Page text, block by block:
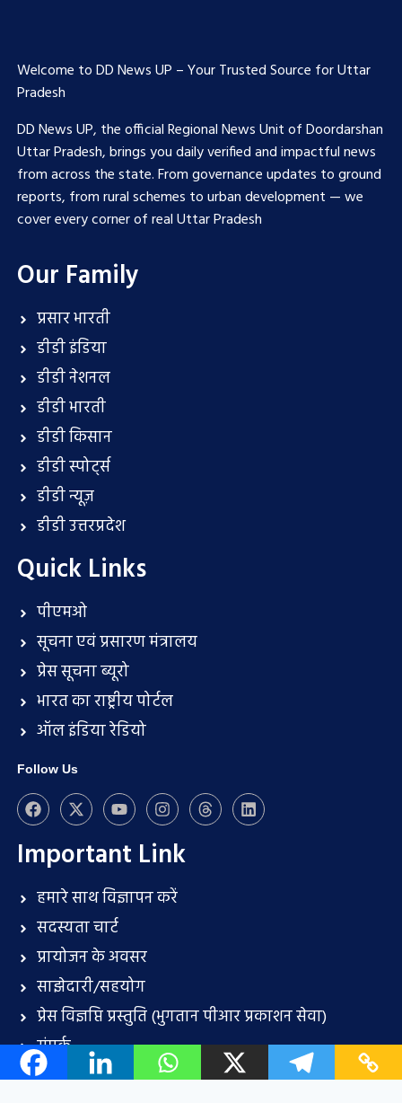
Welcome to DD News UP – Your Trusted Source for Uttar
Pradesh
DD News UP, the official Regional News Unit of Doordarshan
Uttar Pradesh, brings you daily verified and impactful news
from across the state. From governance updates to ground
reports, from rural schemes to urban development — we
cover every corner of real Uttar Pradesh
Our Family
प्रसार भारती
डीडी इंडिया
डीडी नेशनल
डीडी भारती
डीडी किसान
डीडी स्पोर्ट्स
डीडी न्यूज़
डीडी उत्तरप्रदेश
Quick Links
पीएमओ
सूचना एवं प्रसारण मंत्रालय
प्रेस सूचना ब्यूरो
भारत का राष्ट्रीय पोर्टल
ऑल इंडिया रेडियो
Follow Us
Important Link
हमारे साथ विज्ञापन करें
सदस्यता चार्ट
प्रायोजन के अवसर
साझेदारी/सहयोग
प्रेस विज्ञप्ति प्रस्तुति (भुगतान पीआर प्रकाशन सेवा)
संपर्क
करियर